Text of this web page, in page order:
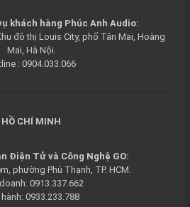
khách hàng Phúc Anh Audio:
đô thị Louis City, phố Tân Mai, Hoàng
Mai, Hà Nội.
: 0904.033.066
HỒ CHÍ MINH
Điện Tử và Công Nghệ GO:
phường Phú Thạnh, TP. HCM.
0913.337.662
0933.233.788